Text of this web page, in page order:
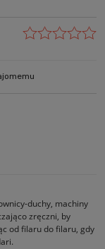
duchy, machiny
zręczni, by
od filaru do filaru, gdy